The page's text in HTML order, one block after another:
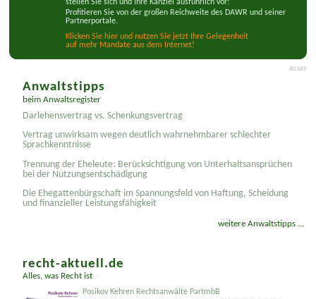
stellen Sie sich und Ihre Kanzlei ausführlich vor!
Profitieren Sie von der großen Reichweite des DAWR und seiner
Partnerportale.
Klicken Sie hier und nutzen Sie jetzt Ihre Gelegenheit
auf mehr Mandate aus dem Internet!
#2367
Anwaltstipps
beim Anwaltsregister
Darlehensvertrag vs. Schenkungsvertrag
Vertrag unwirksam wegen deutlich wahrnehmbarer schlechter
Sprachkenntnisse
Trennung der Eheleute: Berücksichtigung von Unterhaltsansprüchen
bei der Nutzungsentschädigung
Die Ehegattenbürgschaft im Spannungsfeld von Haftung, Scheidung
und finanzieller Leistungsfähigkeit
weitere Anwaltstipps ...
recht-aktuell.de
Alles, was Recht ist
Posikov Kehren Rechtsanwälte PartmbB